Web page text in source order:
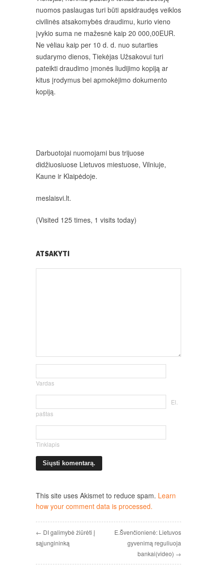
nuomos paslaugas turi būti apsidraudęs veiklos
civilinės atsakomybės draudimu, kurio vieno
įvykio suma ne mažesnė kaip 20 000,00EUR.
Ne vėliau kaip per 10 d. d. nuo sutarties
sudarymo dienos, Tiekėjas Užsakovui turi
pateikti draudimo įmonės liudijimo kopiją ar
kitus įrodymus bei apmokėjimo dokumento
kopiją.
Darbuotojai nuomojami bus trijuose
didžiuosiuose Lietuvos miestuose, Vilniuje,
Kaune ir Klaipėdoje.
meslaisvi.lt.
(Visited 125 times, 1 visits today)
ATSAKYTI
Vardas
El.
paštas
Tinklapis
This site uses Akismet to reduce spam. Learn
how your comment data is processed.
← DI galimybė žiūrėti į
sąjungininką
E.Švenčionienė: Lietuvos
gyvenimą reguliuoja
bankai(video) →